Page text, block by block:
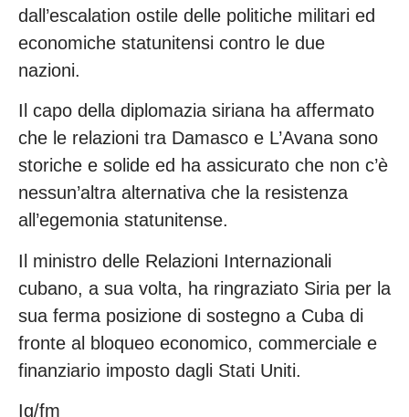
dall’escalation ostile delle politiche militari ed
economiche statunitensi contro le due
nazioni.
Il capo della diplomazia siriana ha affermato
che le relazioni tra Damasco e L’Avana sono
storiche e solide ed ha assicurato che non c’è
nessun’altra alternativa che la resistenza
all’egemonia statunitense.
Il ministro delle Relazioni Internazionali
cubano, a sua volta, ha ringraziato Siria per la
sua ferma posizione di sostegno a Cuba di
fronte al bloqueo economico, commerciale e
finanziario imposto dagli Stati Uniti.
Ig/fm